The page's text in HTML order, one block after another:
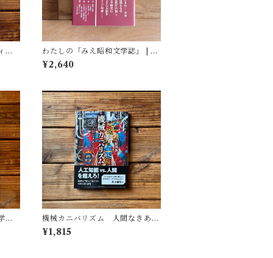
ア
著)
わたしの「みえ昭和文学誌」 | 藤
田 明
¥2,640
た
機械カニバリズム 人間なきあと
の人類学へ｜久保 明教
¥1,815